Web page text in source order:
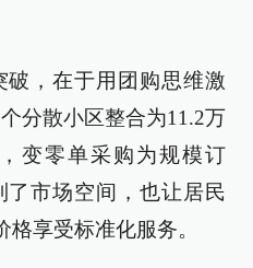
，在于用团购思维激
分散小区整合为11.2万
变零单采购为规模订
市场空间，也让居民
格享受标准化服务。